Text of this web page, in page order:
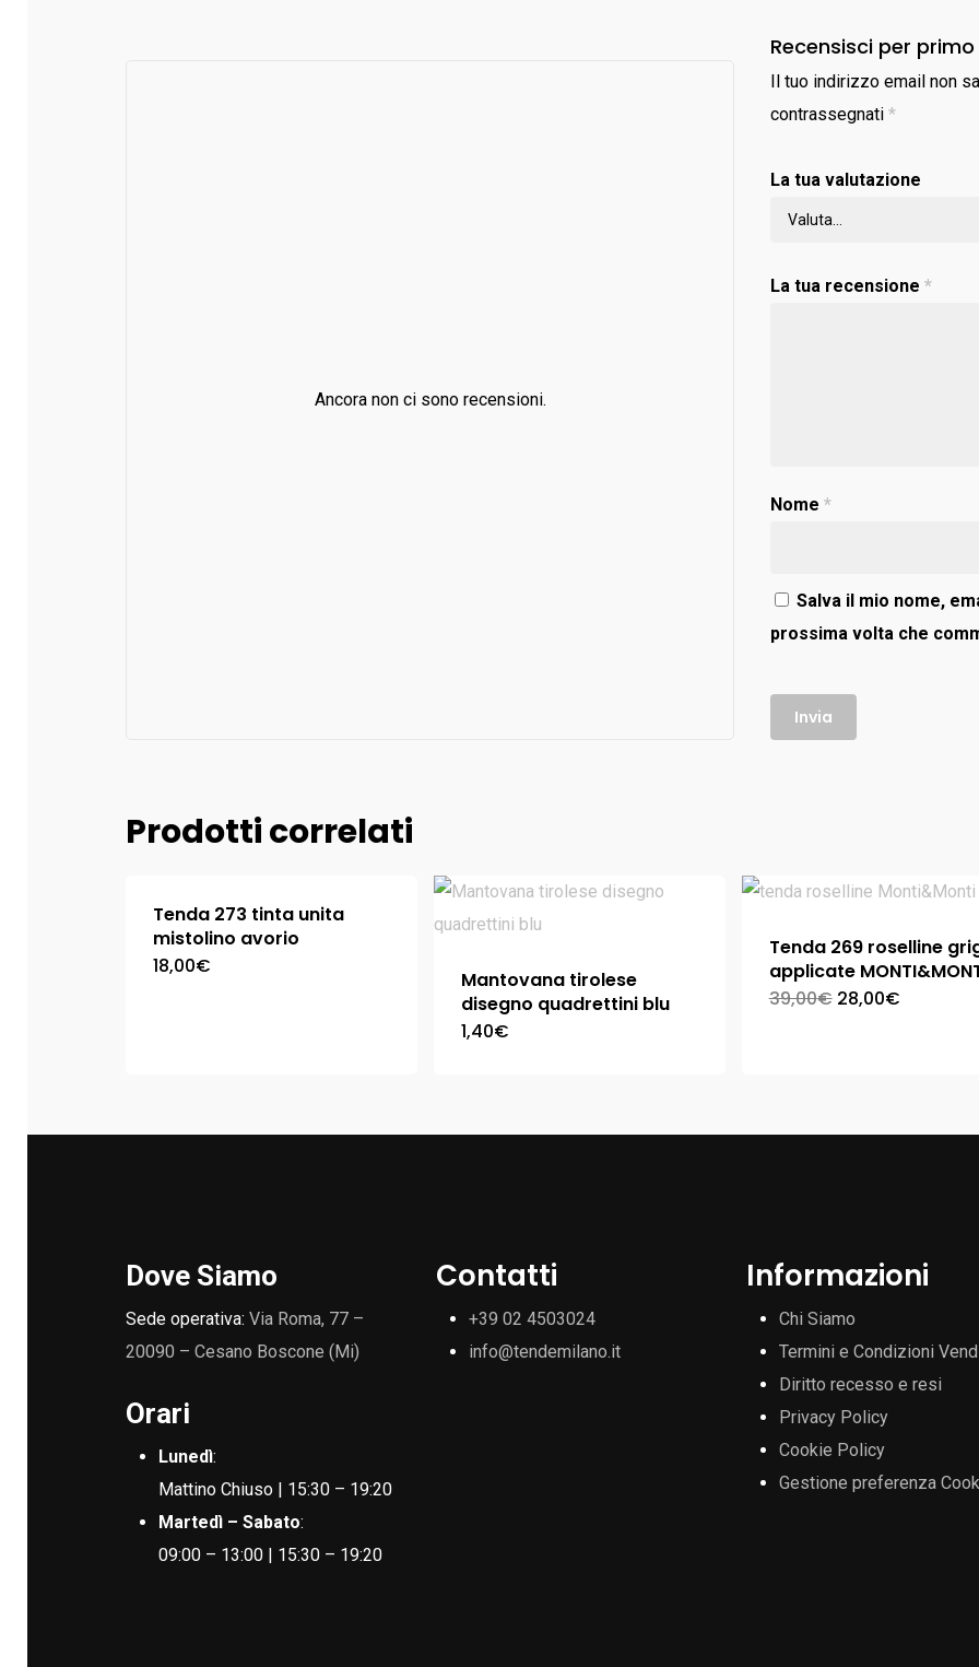
Ancora non ci sono recensioni.
Recensisci per
Il tuo indirizzo email non
contrassegnati*
La tua valutazione
La tua recensione*
Nome*
Salva il mio nome,
prossima volta che
Prodotti correlati
Tenda 273 tinta unita
mistolino avorio
18,00€
Mantovana tirolese
disegno quadrettini blu
1,40€
Tenda 269 roselline
applicate
39,00€ 28,00€
Dove Siamo
Sede operativa:Via Roma, 77 –
20090 – Cesano Boscone (Mi)
Orari
Lunedì:
Mattino Chiuso | 15:30 – 19:20
Martedì – Sabato:
09:00 – 13:00 | 15:30 – 19:20
Contatti
+39 02 4503024
info@tendemilano.it
Informazioni
Chi Siamo
Termini e Condizioni
Diritto recesso e resi
Privacy Policy
Cookie Policy
Gestione preferenza